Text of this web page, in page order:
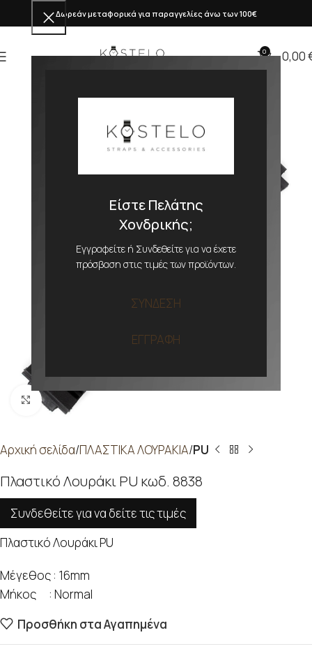
Είστε Πελάτης
Χονδρικής;
Εγγραφείτε ή Συνδεθείτε για να έχετε
πρόσβαση στις τιμές των προϊόντων.
ΣΥΝΔΕΣΗ
ΕΓΓΡΑΦΗ
Δωρεάν μεταφορικά για παραγγελίες άνω των 100€
0 0,00
Προβολή
Αρχική σελίδα ΠΛΑΣΤΙΚΑ ΛΟΥΡΑΚΙΑ PU
Πλαστικό Λουράκι PU κωδ. 8838
Συνδεθείτε για να δείτε τις τιμές
Πλαστικό Λουράκι PU
Μέγεθος : 16mm
Μήκος : Normal
Προσθήκη στα Αγαπημένα